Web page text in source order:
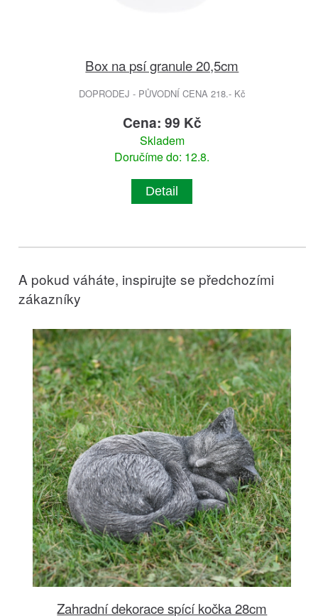
Box na psí granule 20,5cm
DOPRODEJ - PŮVODNÍ CENA 218.- Kč
Cena: 99 Kč
Skladem
Doručíme do: 12.8.
Detail
A pokud váháte, inspirujte se předchozími
zákazníky
Zahradní dekorace spící kočka 28cm